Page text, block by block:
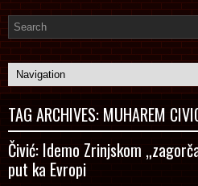
TAG ARCHIVES: MUHAREM
Čivić: Idemo Zrinjskom
put ka Evropi